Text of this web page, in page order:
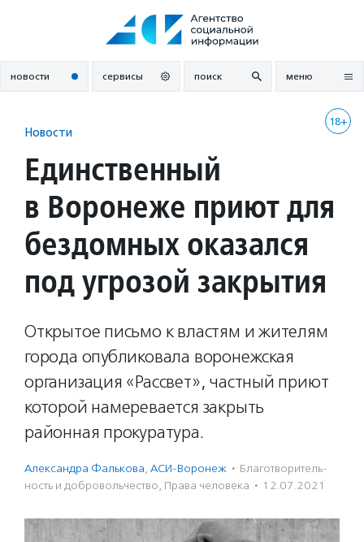
новости сервисы поиск меню
18+
Новости
Единственный
в Воронеже приют для
бездомных оказался
под угрозой закрытия
Открытое письмо к властям и жителям
города опубликовала воронежская
организация «Рассвет», частный приют
которой намеревается закрыть
районная прокуратура.
Александра Фалькова, АСИ-Воронеж · Благотвори­тель­
ность и доброволь­чест­во, Права человека · 12.07.2021